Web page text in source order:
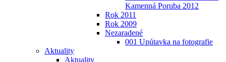
Kamenná Poruba 2012
Rok 2011
Rok 2009
Nezaradené
001 Upútavka na fotografie
Aktuality
Aktuality